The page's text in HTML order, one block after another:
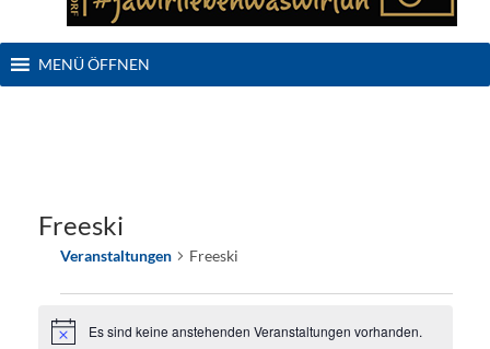
to
MENÜ ÖFFNEN
Freeski
Veranstaltungen Freeski
fürHinweisEs sind keine anstehenden Veranstaltungen vorhanden.